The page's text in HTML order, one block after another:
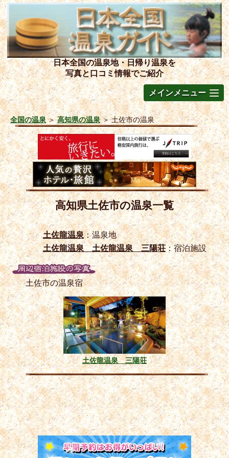
日本全国の温泉地・日帰り温泉を
写真と口コミ情報でご紹介
メインメニュー
全国の温泉＞高知県の温泉＞土佐市の温泉
高知県土佐市の温泉一覧
土佐龍温泉：温泉地
土佐龍温泉 土佐龍温泉 三陽荘：宿泊施設
土佐市の温泉宿
土佐龍温泉 三陽荘